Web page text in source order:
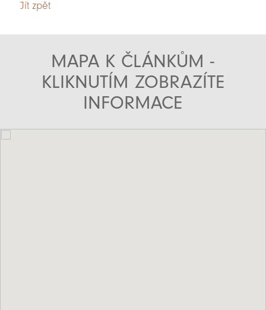
Jít zpět
MAPA K ČLÁNKŮM -
KLIKNUTÍM ZOBRAZÍTE
INFORMACE